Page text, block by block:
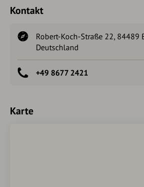
Kontakt
Robert-Koch-Straße 22, 84489
Deutschland
+49 8677 2421
Karte